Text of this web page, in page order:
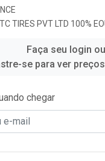
TIRES PVT LTD 100%
Faça seu login ou
se para ver
chegar